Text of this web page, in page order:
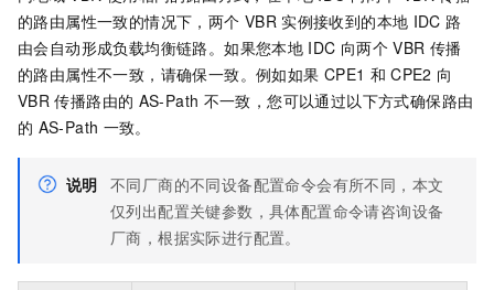
的路由属性一致的情况下，两个 VBR 实例接收到的本地 IDC 路
由会自动形成负载均衡链路。如果您本地 IDC 向两个 VBR 传播
的路由属性不一致，请确保一致。例如如果 CPE1 和 CPE2 向
VBR 传播路由的 AS-Path 不一致，您可以通过以下方式确保路由
的 AS-Path 一致。
说明 不同厂商的不同设备配置命令会有所不同，本文
仅列出配置关键参数，具体配置命令请咨询设备
厂商，根据实际进行配置。